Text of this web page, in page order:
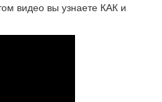
видео вы узнаете КАК и